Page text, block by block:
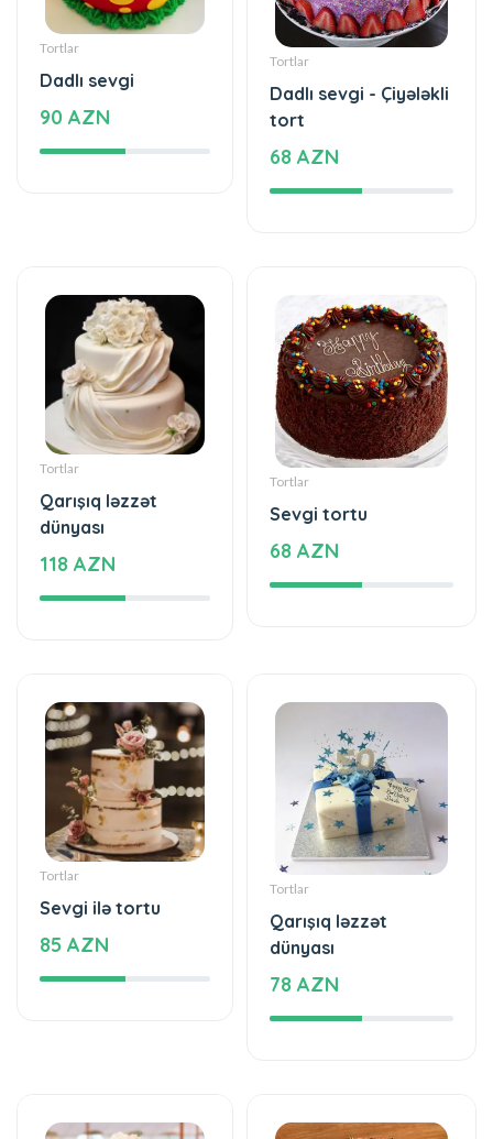
Tortlar
Dadlı sevgi
90 AZN
Tortlar
Dadlı sevgi - Çiyələkli
tort
68 AZN
Tortlar
Qarışıq ləzzət
dünyası
118 AZN
Tortlar
Sevgi tortu
68 AZN
Tortlar
Sevgi ilə tortu
85 AZN
Tortlar
Qarışıq ləzzət
dünyası
78 AZN